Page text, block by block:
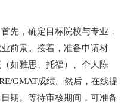
先，确定目标院校与专业，
前景。接着，准备申请材
如雅思、托福）、个人陈
GMAT成绩。然后，在线提
期。等待审核期间，可准备